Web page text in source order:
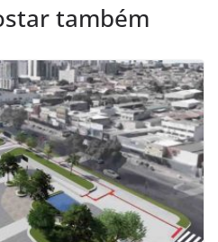
também